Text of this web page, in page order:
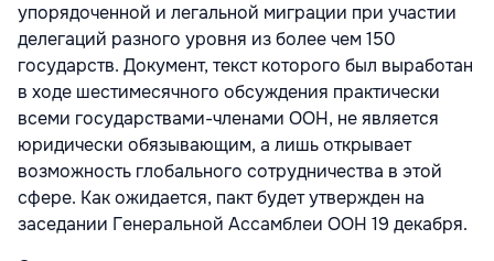
упорядоченной и легальной миграции при участии
делегаций разного уровня из более чем 150
государств. Документ, текст которого был выработан
в ходе шестимесячного обсуждения практически
всеми государствами-членами ООН, не является
юридически обязывающим, а лишь открывает
возможность глобального сотрудничества в этой
сфере. Как ожидается, пакт будет утвержден на
заседании Генеральной Ассамблеи ООН 19 декабря.